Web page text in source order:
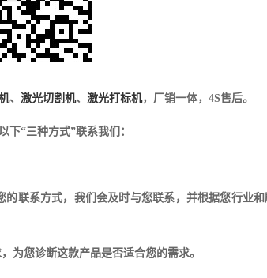
、 激光切割机、 激光打标机，厂销一体，4S售后。
“三种方式”联系我们：
的联系方式，我们会及时与您联系，并根据您行业
为您诊断这款产品是否适合您的需求。